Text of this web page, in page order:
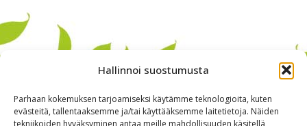
Hallinnoi suostumusta
Parhaan kokemuksen tarjoamiseksi käytämme teknologioita, kuten
evästeitä, tallentaaksemme ja/tai käyttääksemme laitetietoja. Näiden
tekniikoiden hyväksyminen antaa meille mahdollisuuden käsitellä